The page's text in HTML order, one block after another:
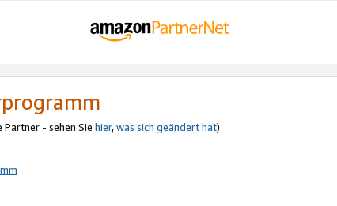
- sehen Sie hier,was sich geändert hat)